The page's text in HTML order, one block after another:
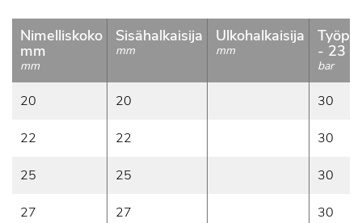
Nimelliskoko
mm
mm
Sisähalkaisija
mm
Ulkohalkaisija
mm - 23
bar
20 20 30
22 22 30
25 25 30
27 27 30